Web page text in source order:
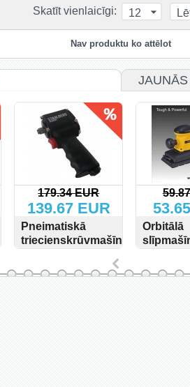
Skatīt vienlaicīgi: 12
Nav produktu ko attēlot
179.34 EUR
139.67 EUR
Pneimatiskā
triecienskrūvmašīna
59.87
Orbitālā
V/ 330 W